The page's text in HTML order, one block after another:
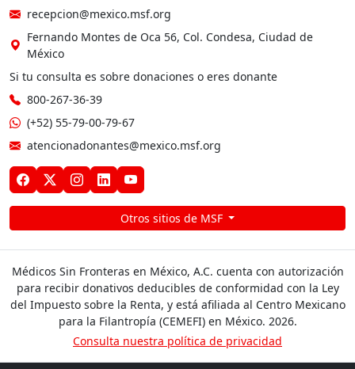
recepcion@mexico.msf.org
Fernando Montes de Oca 56, Col. Condesa, Ciudad de
México
Si tu consulta es sobre donaciones o eres donante
800-267-36-39
(+52) 55-79-00-79-67
atencionadonantes@mexico.msf.org
Otros sitios de MSF
Médicos Sin Fronteras en México, A.C. cuenta con autorización
para recibir donativos deducibles de conformidad con la Ley
del Impuesto sobre la Renta, y está afiliada al Centro Mexicano
para la Filantropía (CEMEFI) en México. 2026.
Consulta nuestra política de privacidad